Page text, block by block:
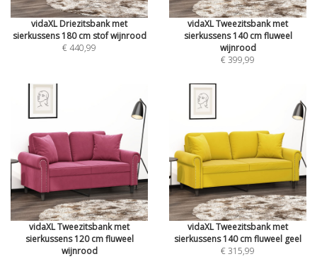
vidaXL Driezitsbank met
sierkussens 180 cm stof wijnrood
€ 440,99
vidaXL Tweezitsbank met
sierkussens 140 cm fluweel
wijnrood
€ 399,99
vidaXL Tweezitsbank met
sierkussens 120 cm fluweel
wijnrood
vidaXL Tweezitsbank met
sierkussens 140 cm fluweel geel
€ 315,99